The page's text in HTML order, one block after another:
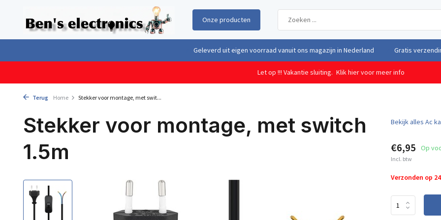
Onze producten
Geleverd uit eigen voorraad vanuit ons magazijn in Nederland Gratis
Let op !!! Vakantie sluiting. Klik hier voor meer info
Terug Home Stekker voor montage, met swit...
Stekker voor montage, met switch
1.5m
Bekijk alles Ac
€6,95 Op
Incl. btw
Verzonden op